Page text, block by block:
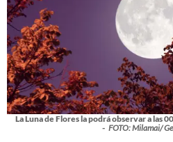
La Luna de Flores la podrá observar a las
- FOTO: Milamai/